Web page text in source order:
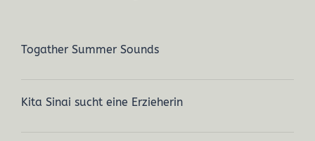
Togather Summer Sounds
Kita Sinai sucht eine Erzieherin